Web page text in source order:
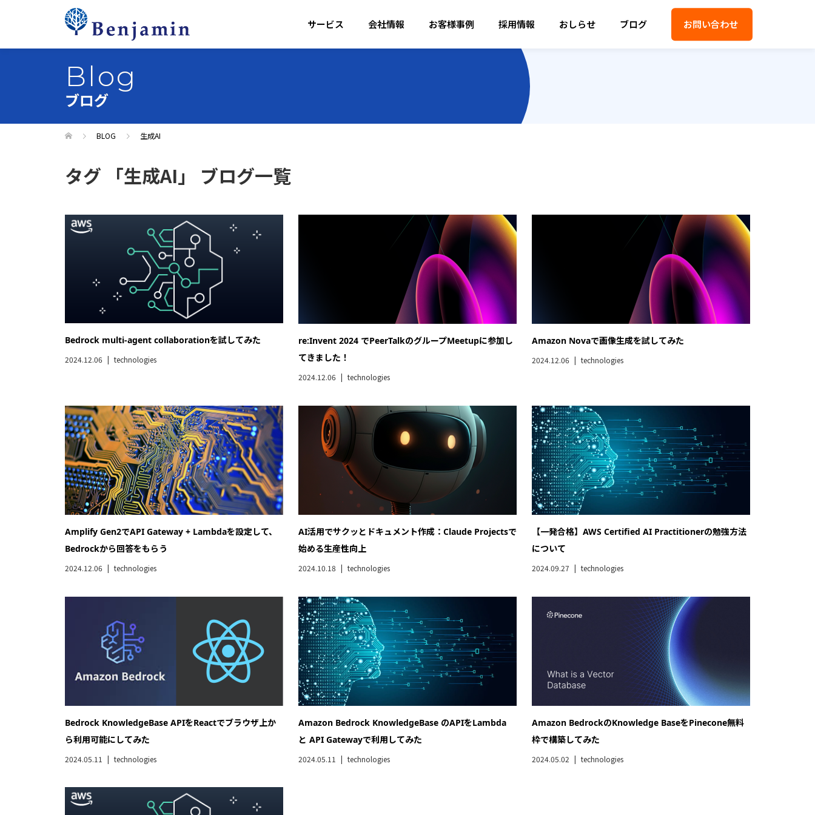
サービス 会社情報 お客様事例 採用情報 おしらせ ブログ お問い合わせ
Blog
ブログ
BLOG 生成AI
タグ 「生成AI」 ブログ一覧
Bedrock multi-agent collaborationを試してみた
2024.12.06 technologies
re:Invent 2024 でPeerTalkのグループMeetupに参加し
てきました！
2024.12.06 technologies
Amazon Novaで画像生成を試してみた
2024.12.06 technologies
Amplify Gen2でAPI Gateway + Lambdaを設定して、
Bedrockから回答をもらう
2024.12.06 technologies
AI活用でサクッとドキュメント作成：Claude Projectsで
始める生産性向上
2024.10.18 technologies
【一発合格】AWS Certified AI Practitionerの勉強方法
について
2024.09.27 technologies
Bedrock KnowledgeBase APIをReactでブラウザ上か
ら利用可能にしてみた
2024.05.11 technologies
Amazon Bedrock KnowledgeBase のAPIをLambda
と API Gatewayで利用してみた
2024.05.11 technologies
Amazon BedrockのKnowledge BaseをPinecone無料
枠で構築してみた
2024.05.02 technologies